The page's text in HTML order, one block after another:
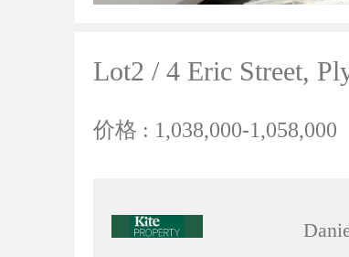
Lot2 / 4 Eric Street,
价格 : 1,038,000-1,058,000